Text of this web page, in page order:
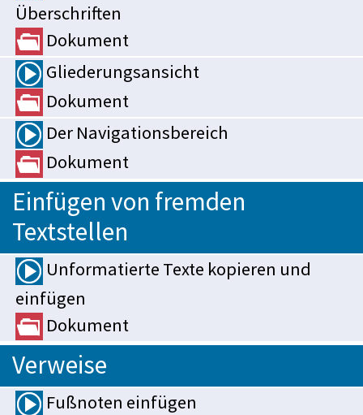
Überschriften
Dokument
Gliederungsansicht
Dokument
Der Navigationsbereich
Dokument
Einfügen von fremden
Textstellen
Unformatierte Texte kopieren und
einfügen
Dokument
Verweise
Fußnoten einfügen